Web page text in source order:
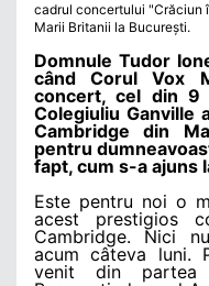
cadrul concertului "Crăciun
Marii Britanii la București.
Domnule Tudor
când Corul Vox
concert, cel din 9
Colegiuliu Ganville
Cambridge din
pentru
fapt, cum s-a ajuns
Este pentru noi o
acest prestigios
Cambridge. Nici
acum câteva luni.
venit din partea